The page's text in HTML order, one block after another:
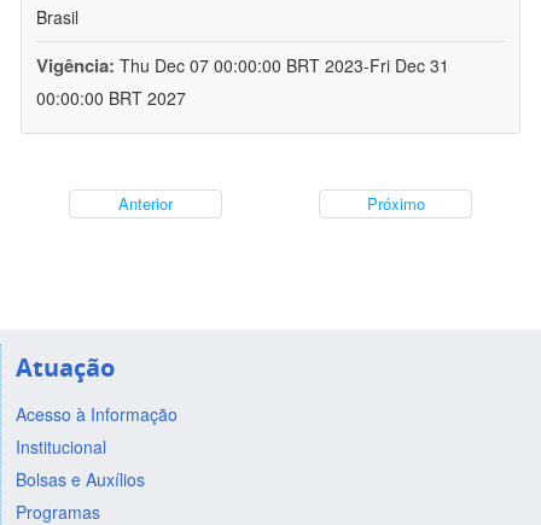
Brasil
Vigência: Thu Dec 07 00:00:00 BRT 2023-Fri Dec 31
00:00:00 BRT 2027
Anterior Próximo
Atuação
Acesso à Informação
Institucional
Bolsas e Auxílios
Programas